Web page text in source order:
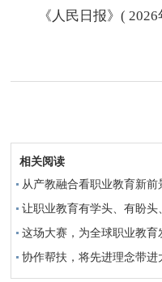
《人民日报》( 2026
相关阅读
从产教融合看职业教育新前
让职业教育有学头、有盼头
这场大赛，为全球职业教育
协作帮扶，将先进理念带进